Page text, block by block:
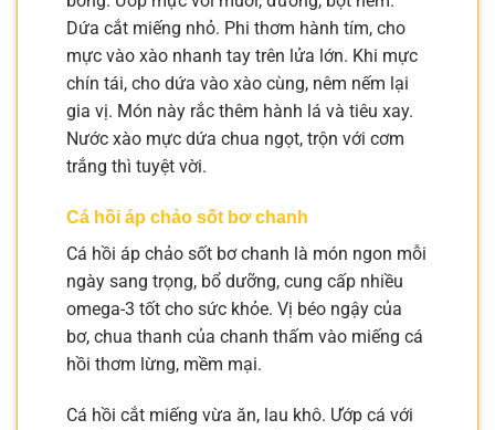
Dứa cắt miếng nhỏ. Phi thơm hành tím, cho
mực vào xào nhanh tay trên lửa lớn. Khi mực
chín tái, cho dứa vào xào cùng, nêm nếm lại
gia vị. Món này rắc thêm hành lá và tiêu xay.
Nước xào mực dứa chua ngọt, trộn với cơm
trắng thì tuyệt vời.
Cá hồi áp chảo sốt bơ chanh
Cá hồi áp chảo sốt bơ chanh là món ngon mỗi
ngày sang trọng, bổ dưỡng, cung cấp nhiều
omega-3 tốt cho sức khỏe. Vị béo ngậy của
bơ, chua thanh của chanh thấm vào miếng cá
hồi thơm lừng, mềm mại.
Cá hồi cắt miếng vừa ăn, lau khô. Ướp cá với